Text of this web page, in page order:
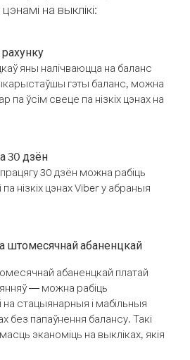
цэнамі на выклікі:
яны налічваюцца на баланс
гэты баланс, можна
па ўсім свеце па нізкіх цэнах на
30 дзён
30 дзён можна рабіць
нізкіх цэнах Viber у абраныя
штомесячнай абаненцкай
абаненцкай платай
— можна рабіць
на стацыянарныя і мабільныя
без папаўнення балансу. Такі
эканоміць на выкліках, якія